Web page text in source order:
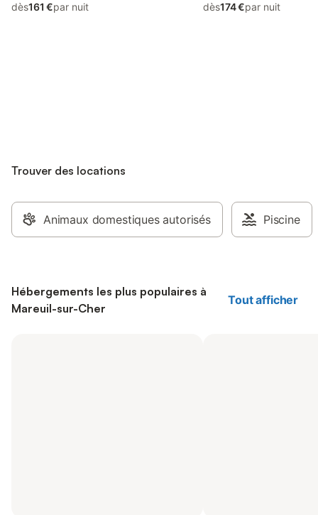
dès161 €par nuit
dès174 €par nuit
Trouver des locations
Animaux domestiques autorisés Piscine
Hébergements les plus populaires à
Mareuil-sur-Cher
Tout afficher